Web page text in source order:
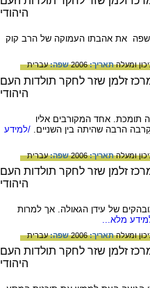
את אהבתו העמוקה של הרב קוק
ומעלהתאריך:2006 שפה:עברית
תומכת. אחד המקורבים אליו
הרבה שהיתה בין השניים. /למידע
ומעלהתאריך:2006 שפה:עברית
של עידן הגאולה. אך למרות
מלא...
ומעלהתאריך:2006 שפה:עברית